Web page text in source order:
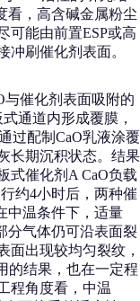
看，高含碱金属粉尘
可能由前置ESP或高
冲刷催化剂表面。
与催化剂表面吸附的
通道内形成覆膜，
过配制CaO乳液涂覆
长期沉积状态。结果
式催化剂A CaO负载
约4小时后，两种催
中温条件下，适量
分气体仍可沿表面裂
面出现较均匀裂纹，
的结果，也在一定程
程角度看，中温